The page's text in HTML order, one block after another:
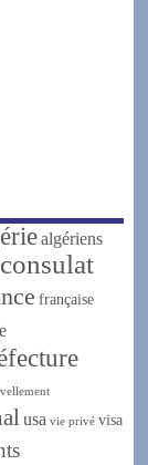
algériens
consulat
française
usa vie privé visa